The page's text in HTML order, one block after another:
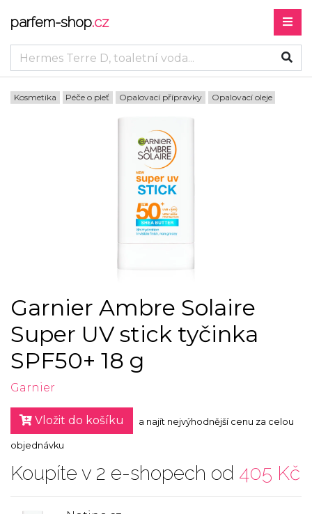
parfem-shop.cz
Kosmetika Péče o pleť Opalovací přípravky Opalovací oleje
Garnier Ambre Solaire
Super UV stick tyčinka
SPF50+ 18 g
Garnier
Vložit do košíku a najít nejvýhodnější cenu za celou
objednávku
Koupíte v 2 e-shopech od 405 Kč